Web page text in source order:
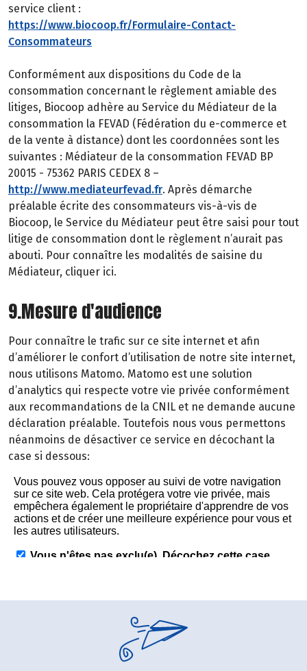
service client :
https://www.biocoop.fr/Formulaire-Contact-
Consommateurs
Conformément aux dispositions du Code de la
consommation concernant le règlement amiable des
litiges, Biocoop adhère au Service du Médiateur de la
consommation la FEVAD (Fédération du e-commerce et
de la vente à distance) dont les coordonnées sont les
suivantes : Médiateur de la consommation FEVAD BP
20015 - 75362 PARIS CEDEX 8 –
http://www.mediateurfevad.fr. Après démarche
préalable écrite des consommateurs vis-à-vis de
Biocoop, le Service du Médiateur peut être saisi pour tout
litige de consommation dont le règlement n’aurait pas
abouti. Pour connaître les modalités de saisine du
Médiateur, cliquer ici.
9.Mesure d'audience
Pour connaître le trafic sur ce site internet et afin
d’améliorer le confort d’utilisation de notre site internet,
nous utilisons Matomo. Matomo est une solution
d’analytics qui respecte votre vie privée conformément
aux recommandations de la CNIL et ne demande aucune
déclaration préalable. Toutefois nous vous permettons
néanmoins de désactiver ce service en décochant la
case si dessous: